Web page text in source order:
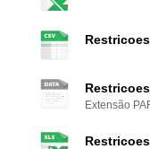
Extensão